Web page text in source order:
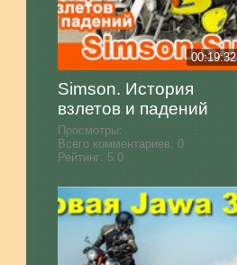
00:19:32
Simson. История
взлетов и падений
Просмотры:
Всего комментариев: 0
Рейтинг: 5.0